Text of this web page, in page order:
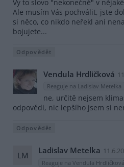
Vy to slovo "nekonečně" v
Ale musím Vás pochválit, jste
si něco, co nikdo neřekl ani
bojujete...
Odpovědět
Vendula Hrdličková
Reaguje na Ladislav Metelka
ne, určitě nejsem
odpovědi, nic lepšího jsem si
Odpovědět
LM Ladislav Metelka
Reaguje na Vendula Hrdličková